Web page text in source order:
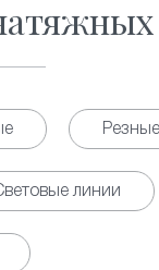
Резные
линии